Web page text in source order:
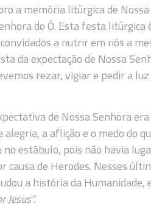
a memória litúrgica de
do Ó. Esta festa litúrgica
a nutrir em nós a
da expectação de Nossa
rezar, vigiar e pedir a
de Nossa Senhora
alegria, a aflição e o medo do
no estábulo, pois não havia
de Herodes. Nesses
a história da
Jesus”.